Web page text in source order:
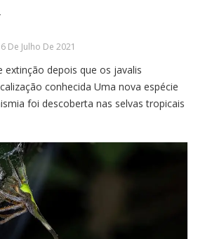
6 De Julho De 2021
extinção depois que os javalis
conhecida Uma nova espécie
foi descoberta nas selvas tropicais
do gênero Thismia, a nova planta […]